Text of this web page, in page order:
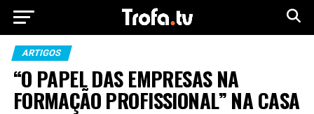
ARTIGOS
“O PAPEL DAS EMPRESAS NA
FORMAÇÃO PROFISSIONAL” NA CASA